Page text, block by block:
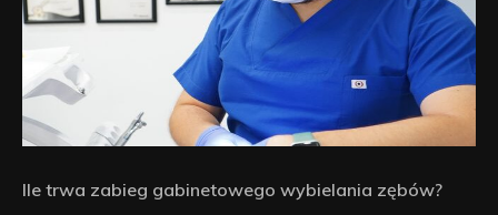
Ile trwa zabieg gabinetowego wybielania zębów?